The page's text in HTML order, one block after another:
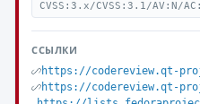
CVSS:3.x/CVSS:3.1/AV:N/
ССЫЛКИ
https://codereview.qt-
https://codereview.qt-